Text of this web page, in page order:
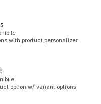
with product personalizer
option w/ variant options